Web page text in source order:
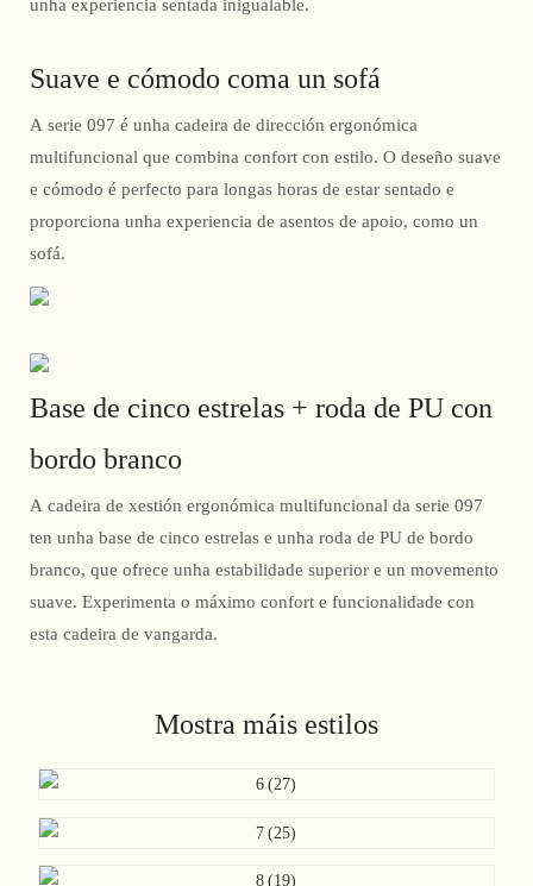
unha experiencia sentada inigualable.
Suave e cómodo coma un sofá
A serie 097 é unha cadeira de dirección ergonómica
multifuncional que combina confort con estilo. O deseño suave
e cómodo é perfecto para longas horas de estar sentado e
proporciona unha experiencia de asentos de apoio, como un
sofá.
Base de cinco estrelas + roda de PU con
bordo branco
A cadeira de xestión ergonómica multifuncional da serie 097
ten unha base de cinco estrelas e unha roda de PU de bordo
branco, que ofrece unha estabilidade superior e un movemento
suave. Experimenta o máximo confort e funcionalidade con
esta cadeira de vangarda.
Mostra máis estilos